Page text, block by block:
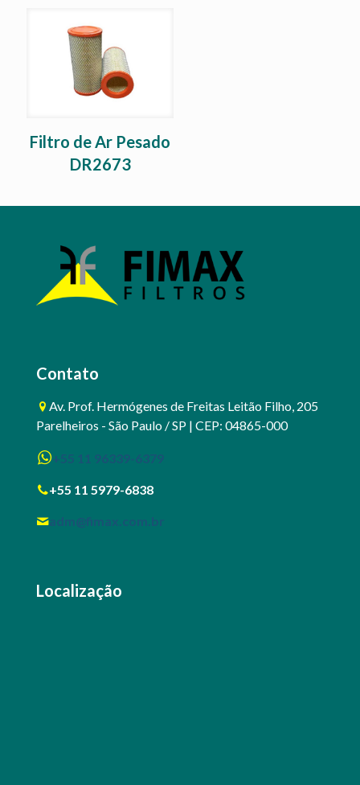
Filtro de Ar Pesado
DR2673
Contato
Av. Prof. Hermógenes de Freitas Leitão Filho, 205
Parelheiros - São Paulo / SP | CEP: 04865-000
+55 11 96339-6379
+55 11 5979-6838
adm@fimax.com.br
Localização